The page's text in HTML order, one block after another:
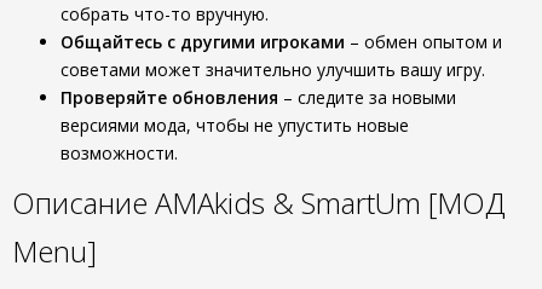
собрать что-то вручную.
Общайтесь с другими игроками – обмен опытом и
советами может значительно улучшить вашу игру.
Проверяйте обновления – следите за новыми
версиями мода, чтобы не упустить новые
возможности.
Описание AMAkids & SmartUm [МОД
Menu]